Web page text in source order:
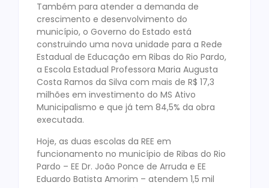
Também para atender a demanda de
crescimento e desenvolvimento do
município, o Governo do Estado está
construindo uma nova unidade para a Rede
Estadual de Educação em Ribas do Rio Pardo,
a Escola Estadual Professora Maria Augusta
Costa Ramos da Silva com mais de R$ 17,3
milhões em investimento do MS Ativo
Municipalismo e que já tem 84,5% da obra
executada.
Hoje, as duas escolas da REE em
funcionamento no município de Ribas do Rio
Pardo – EE Dr. João Ponce de Arruda e EE
Eduardo Batista Amorim – atendem 1,5 mil